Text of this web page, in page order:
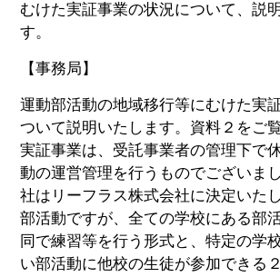
むけた実証事業の状況について、説
す。
【事務局】
運動部活動の地域移行等にむけた実
ついて説明いたします。資料２をご
実証事業は、受託事業者の管理下で
動の運営管理を行うものでございま
社はリーフラス株式会社に決定いた
部活動ですが、全ての学校にある部
同で練習等を行う形式と、特定の学
い部活動に他校の生徒が参加できる